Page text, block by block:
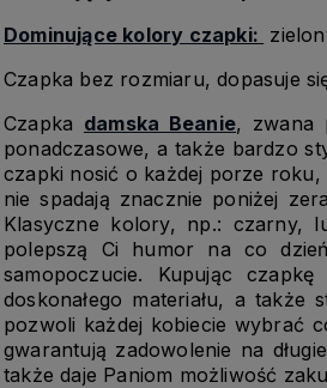
Dominujące kolory czapki:
Czapka bez rozmiaru, dopasuje
Czapka damska Beanie, zwana
ponadczasowe, a także bardzo
czapki nosić o każdej porze roku,
nie spadają znacznie poniżej
Klasyczne kolory, np.: czarny,
polepszą Ci humor na co
samopoczucie. Kupując
doskonałego materiału, a
pozwoli każdej kobiecie wybrać
gwarantują zadowolenie na
także daje Paniom możliwość